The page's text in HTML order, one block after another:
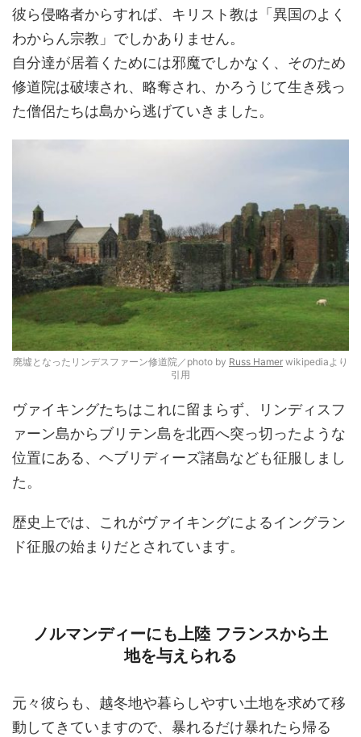
彼ら侵略者からすれば、キリスト教は「異国のよく
わからん宗教」でしかありません。
自分達が居着くためには邪魔でしかなく、そのため
修道院は破壊され、略奪され、かろうじて生き残っ
た僧侶たちは島から逃げていきました。
廃墟となったリンデスファーン修道院／photo by Russ Hamer wikipediaより
引用
ヴァイキングたちはこれに留まらず、リンディスフ
ァーン島からブリテン島を北西へ突っ切ったような
位置にある、ヘブリディーズ諸島なども征服しまし
た。
歴史上では、これがヴァイキングによるイングラン
ド征服の始まりだとされています。
ノルマンディーにも上陸 フランスから土
地を与えられる
元々彼らも、越冬地や暮らしやすい土地を求めて移
動してきていますので、暴れるだけ暴れたら帰る